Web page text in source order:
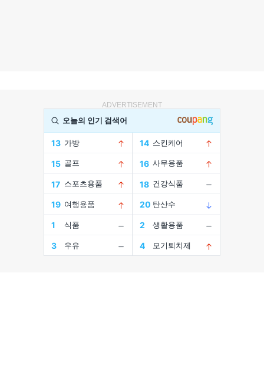
ADVERTISEMENT